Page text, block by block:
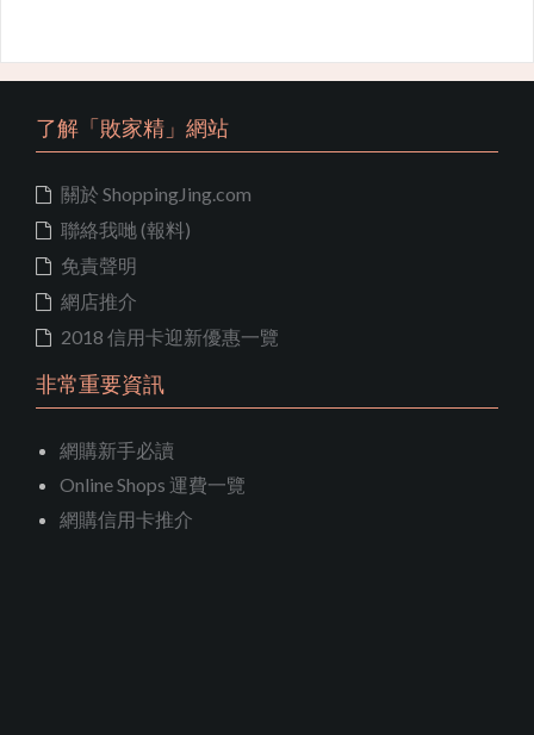
了解「敗家精」網站
關於 ShoppingJing.com
聯絡我哋 (報料)
免責聲明
網店推介
2018 信用卡迎新優惠一覽
非常重要資訊
網購新手必讀
Online Shops 運費一覽
網購信用卡推介